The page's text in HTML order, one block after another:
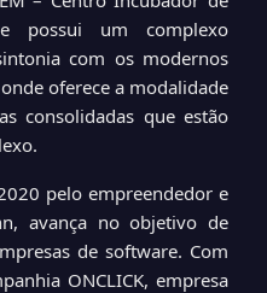
possui um complexo
com os modernos
oferece a modalidade
consolidadas que estão
pelo empreendedor e
avança no objetivo de
de software. Com
ONCLICK, empresa